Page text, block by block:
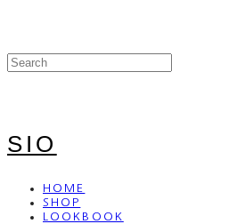
SIO
HOME
SHOP
LOOKBOOK